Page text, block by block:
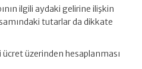
ilgili aydaki gelirine ilişkin
tutarlar da dikkate
üzerinden hesaplanması